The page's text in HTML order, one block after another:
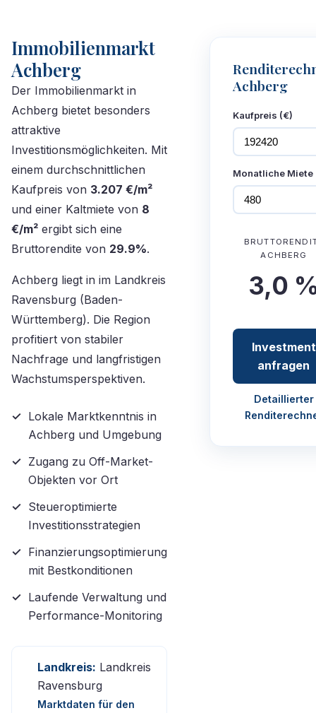
Immobilienmarkt
Achberg
Der Immobilienmarkt in
Achberg bietet besonders
attraktive
Investitionsmöglichkeiten. Mit
einem durchschnittlichen
Kaufpreis von 3.207 €/m²
und einer Kaltmiete von 8
€/m² ergibt sich eine
Bruttorendite von 29.9%.
Achberg liegt in im Landkreis
Ravensburg (Baden-
Württemberg). Die Region
profitiert von stabiler
Nachfrage und langfristigen
Wachstumsperspektiven.
Lokale Marktkenntnis in
Achberg und Umgebung
Zugang zu Off-Market-
Objekten vor Ort
Steueroptimierte
Investitionsstrategien
Finanzierungsoptimierung
mit Bestkonditionen
Laufende Verwaltung und
Performance-Monitoring
Landkreis: Landkreis
Ravensburg
Marktdaten für den
Achberg
Kaufpreis (€)
Monatliche Miete
ACHBERG
3,0
Investment
anfragen
Detaillierter